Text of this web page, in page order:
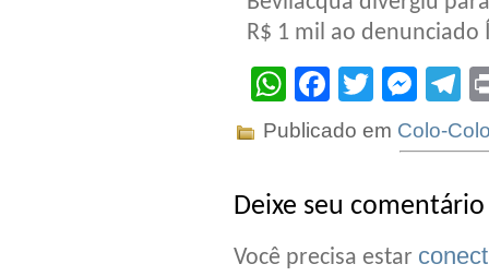
R$ 1 mil ao denunciado
WhatsApp
Facebook
Twitter
Publicado em Colo-
Deixe seu comentário
Você precisa estar